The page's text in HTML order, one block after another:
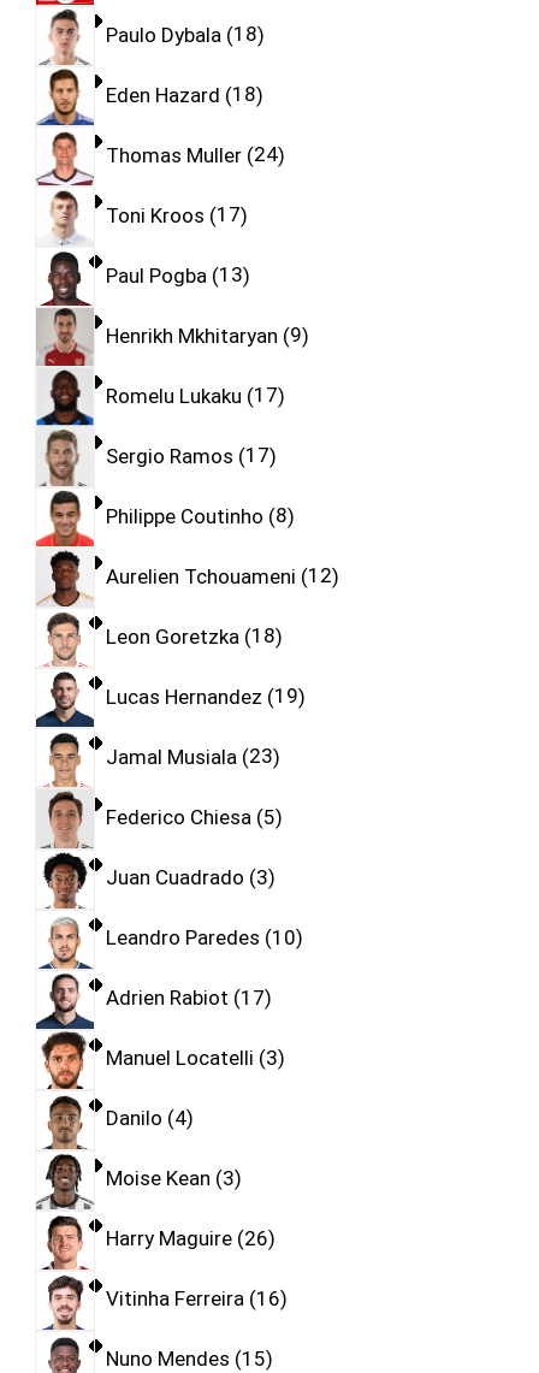
Paulo Dybala 18
Eden Hazard 18
Thomas Muller 24
Toni Kroos 17
Paul Pogba 13
Henrikh Mkhitaryan 9
Romelu Lukaku 17
Sergio Ramos 17
Philippe Coutinho 8
Aurelien Tchouameni 12
Leon Goretzka 18
Lucas Hernandez 19
Jamal Musiala 23
Federico Chiesa 5
Juan Cuadrado 3
Leandro Paredes 10
Adrien Rabiot 17
Manuel Locatelli 3
Danilo 4
Moise Kean 3
Harry Maguire 26
Vitinha Ferreira 16
Nuno Mendes 15